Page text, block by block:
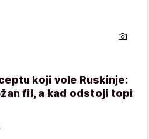
koji vole Ruskinje:
fil, a kad odstoji topi